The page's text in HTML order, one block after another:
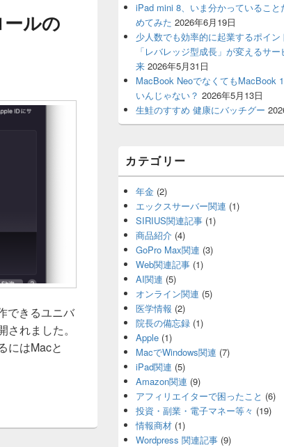
ルの
できるユニバ
れました。
にはMacと
ールの設定方法を分かりやすく解説
ー
ィ
ト
リ
ア
iPad mini 8、いま分かっていること
めてみた 2026年6月19日
少人数でも効率的に起業するポイ
「レバレッジ型成長」が変えるサ
来 2026年5月31日
MacBook NeoでなくてもMacBook
いんじゃない？ 2026年5月13日
生鮭のすすめ 健康にバッチグー
カテゴリー
年金 (2)
エックスサーバー関連 (1)
SIRIUS関連記事 (1)
商品紹介 (4)
GoPro Max関連 (3)
Web関連記事 (1)
AI関連 (5)
オンライン関連 (5)
医学情報 (2)
院長の備忘録 (1)
Apple (1)
MacでWindows関連 (7)
iPad関連 (5)
Amazon関連 (9)
アフィリエイターで困ったこと (6)
投資・副業・電子マネー等々 (19)
情報商材 (1)
Wordpress 関連記事 (9)